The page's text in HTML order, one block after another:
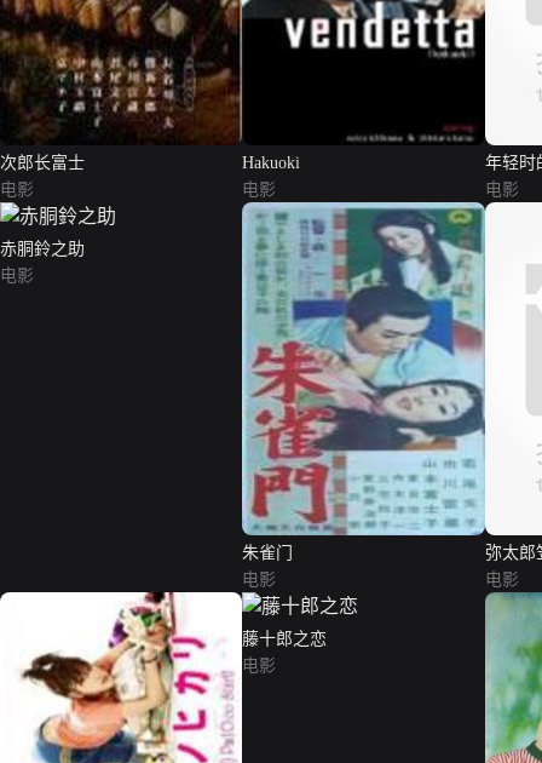
次郎长富士
电影
Hakuoki
电影
年轻时
电影
赤胴鈴之助
电影
朱雀门
电影
弥太郎
电影
藤十郎之恋
电影